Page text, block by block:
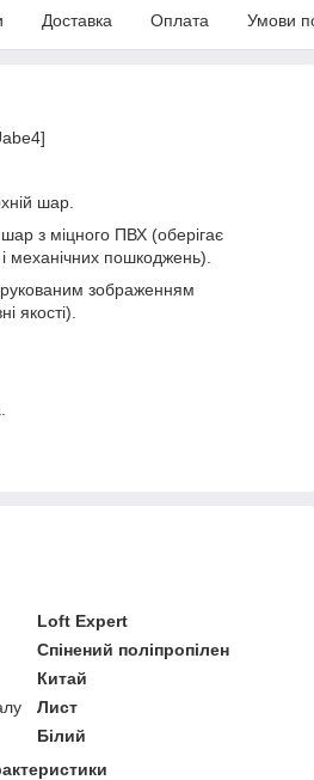
Доставка Оплата Умови
шар.
з міцного ПВХ (оберігає
механічних пошкоджень).
зображенням
якості).
Loft Expert
Спінений поліпропілен
Китай
Лист
Білий